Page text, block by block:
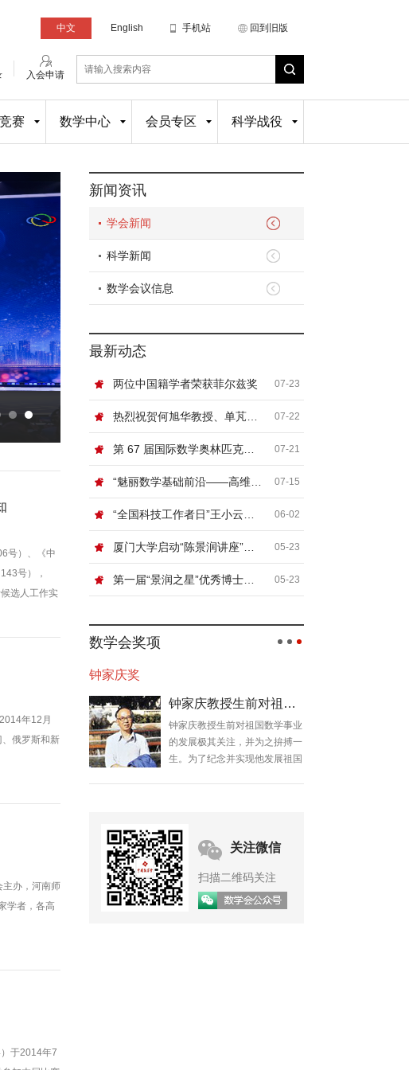
中文 English 手机站 回到旧版
入会申请
赛 数学中心 会员专区 科学战役
号）、《中
号），
选人工作实
年12月
俄罗斯和新
办，河南师
学者，各高
于2014年7
新闻资讯
学会新闻
科学新闻
数学会议信息
最新动态
两位中国籍学者荣获菲尔兹奖 07-23
07-22
07-21
07-15
06-02
05-23
05-23
数学会奖项
钟家庆奖
钟家庆教授生前对祖国数学事业的发展极其关切
钟家庆教授生前对祖国数学事业
的发展极其关注，并为之拚搏一
生。为了纪念并实现他发展祖国
关注微信
扫描二维码关注